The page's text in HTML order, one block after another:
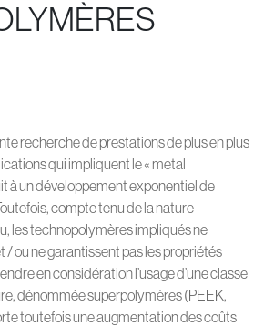
recherche de prestations de plus en plus
qui impliquent le « metal
à un développement exponentiel de
compte tenu de la nature
les technopolymères impliqués ne
/ ou ne garantissent pas les propriétés
en considération l’usage d’une classe
dénommée superpolymères (PEEK,
toutefois une augmentation des coûts